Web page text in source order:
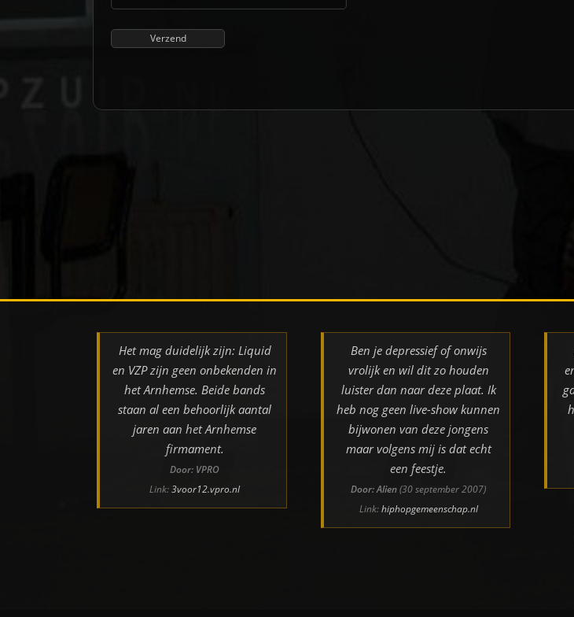
Het mag duidelijk zijn: Liquid
en VZP zijn geen onbekenden in
het Arnhemse. Beide bands
staan al een behoorlijk aantal
jaren aan het Arnhemse
firmament.
Door: VPRO
Link:3voor12.vpro.nl
Ben je depressief of onwijs
vrolijk en wil dit zo houden
luister dan naar deze plaat. Ik
heb nog geen live-show kunnen
bijwonen van deze jongens
maar volgens mij is dat echt
een feestje.
Door: Alien(30 september 2007)
Link:hiphopgemeenschap.nl